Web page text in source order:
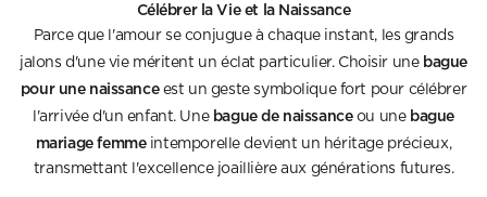
Célébrer la Vie et la Naissance
Parce que l'amour se conjugue à chaque instant, les grands
jalons d'une vie méritent un éclat particulier. Choisir une bague
pour une naissanceest un geste symbolique fort pour célébrer
l'arrivée d'un enfant. Une bague de naissanceou une bague
mariage femmeintemporelle devient un héritage précieux,
transmettant l'excellence joaillière aux générations futures.